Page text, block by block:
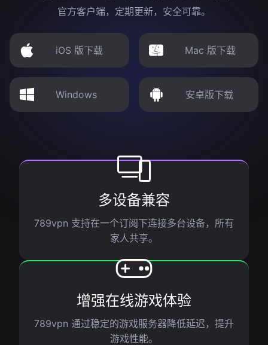
官方客户端，定期更新，安全可靠。
iOS 版下载 Mac 版下载
Windows 安卓版下载
多设备兼容
789vpn 支持在一个订阅下连接多台设备，所有
家人共享。
增强在线游戏体验
789vpn 通过稳定的游戏服务器降低延迟，提升
游戏性能。